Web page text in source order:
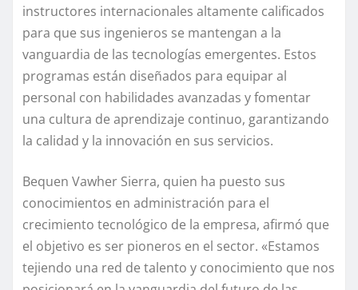
instructores internacionales altamente calificados
para que sus ingenieros se mantengan a la
vanguardia de las tecnologías emergentes. Estos
programas están diseñados para equipar al
personal con habilidades avanzadas y fomentar
una cultura de aprendizaje continuo, garantizando
la calidad y la innovación en sus servicios.
Bequen Vawher Sierra, quien ha puesto sus
conocimientos en administración para el
crecimiento tecnológico de la empresa, afirmó que
el objetivo es ser pioneros en el sector. «Estamos
tejiendo una red de talento y conocimiento que nos